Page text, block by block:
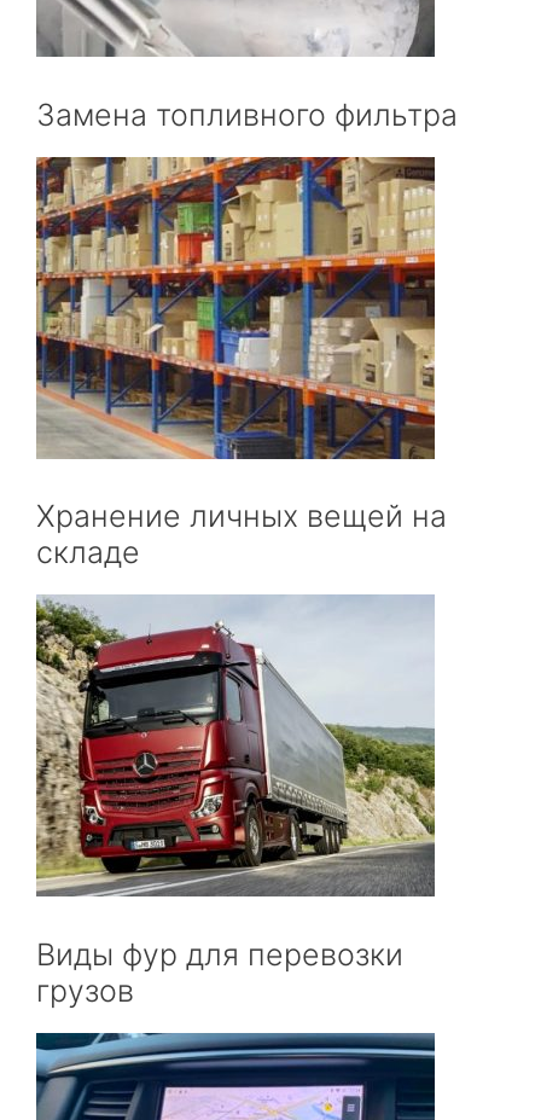
Замена топливного фильтра
Хранение личных вещей на
складе
Виды фур для перевозки
грузов